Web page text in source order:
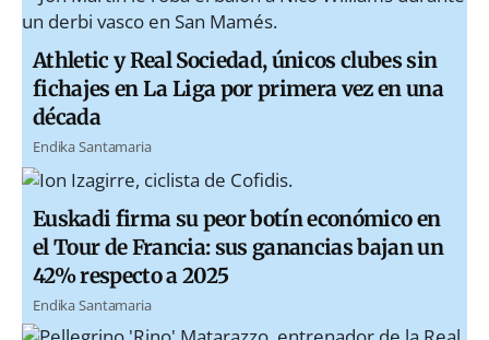
Athletic y Real Sociedad, únicos clubes sin
fichajes en La Liga por primera vez en una
década
Endika Santamaria
Euskadi firma su peor botín económico en
el Tour de Francia: sus ganancias bajan un
42% respecto a 2025
Endika Santamaria